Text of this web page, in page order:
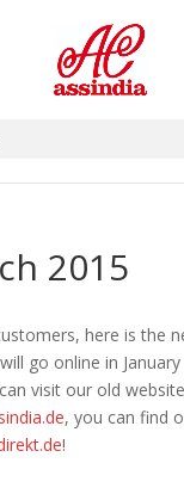
2015
here is the
go online in
visit our old
, you can find
!